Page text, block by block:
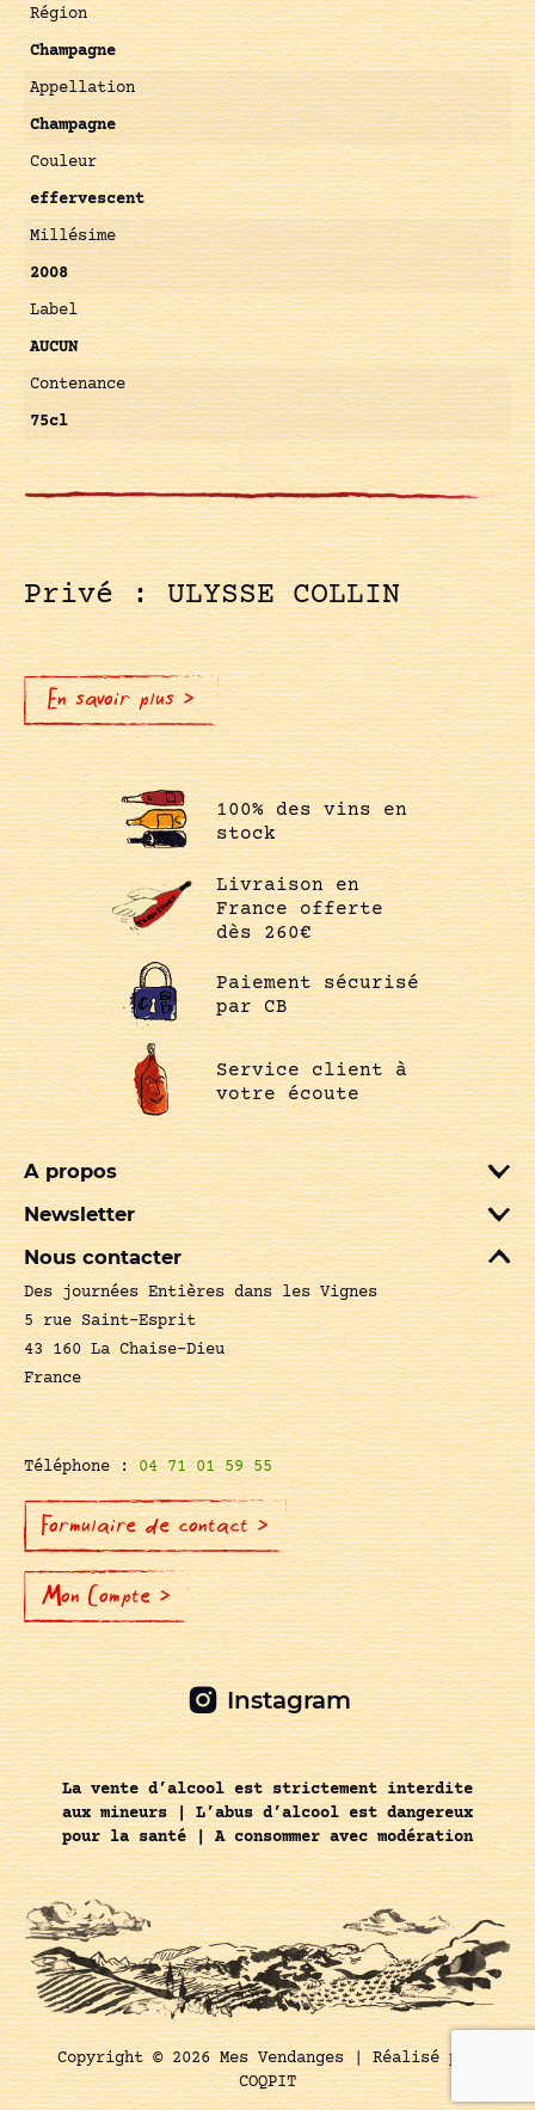
Région
Champagne
Appellation
Champagne
Couleur
effervescent
Millésime
2008
Label
AUCUN
Contenance
75cl
Privé : ULYSSE COLLIN
En savoir plus >
100% des vins en
stock
Livraison en
France offerte
dès 260€
Paiement sécurisé
par CB
Service client à
votre écoute
A propos
Newsletter
Nous contacter
Des journées Entières dans les Vignes
5 rue Saint-Esprit
43 160 La Chaise-Dieu
France
Téléphone :04 71 01 59 55
Formulaire de contact >
Mon Compte >
Instagram
La vente d’alcool est strictement interdite
aux mineurs | L’abus d’alcool est dangereux
pour la santé | A consommer avec modération
Copyright © 2026 Mes Vendanges |Réalisé par
COQPIT